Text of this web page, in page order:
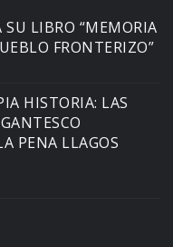
SU LIBRO “MEMORIA
FRONTERIZO”
HISTORIA: LAS
PENA LLAGOS